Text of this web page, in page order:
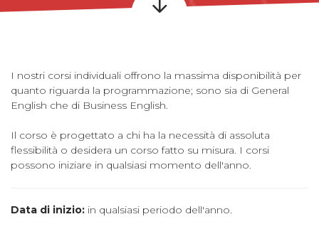
I nostri corsi individuali offrono la massima disponibilità per
quanto riguarda la programmazione; sono sia di General
English che di Business English.
Il corso è progettato a chi ha la necessità di assoluta
flessibilità o desidera un corso fatto su misura. I corsi
possono iniziare in qualsiasi momento dell'anno.
Data di inizio: in qualsiasi periodo dell'anno.